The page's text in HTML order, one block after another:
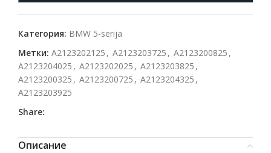
Категория: BMW 5-serija
Метки: A2123202125 , A2123203725 , A2123200825 ,
A2123204025 , A2123202025 , A2123203825 ,
A2123200325 , A2123200725 , A2123204325 ,
A2123203925
Share:
Описание